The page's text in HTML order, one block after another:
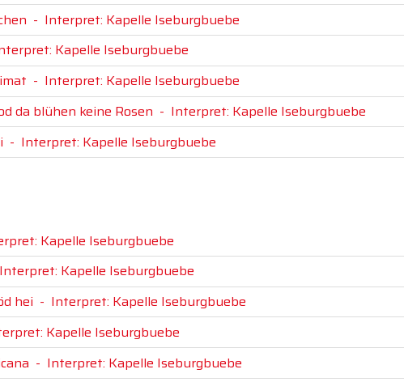
- Interpret: Kapelle Iseburgbuebe
Kapelle Iseburgbuebe
- Interpret: Kapelle Iseburgbuebe
da blühen keine Rosen - Interpret: Kapelle Iseburgbuebe
- Interpret: Kapelle Iseburgbuebe
Kapelle Iseburgbuebe
Interpret: Kapelle Iseburgbuebe
hei - Interpret: Kapelle Iseburgbuebe
Kapelle Iseburgbuebe
- Interpret: Kapelle Iseburgbuebe